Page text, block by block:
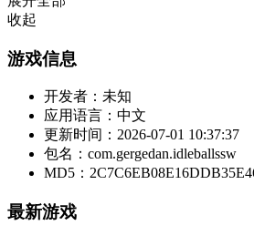
收起
游戏信息
开发者： 未知
应用语言： 中文
更新时间： 2026-07-01 10:37:37
包名： com.gergedan.idleballssw
MD5：
最新游戏